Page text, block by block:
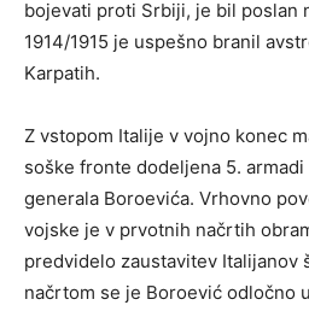
bojevati proti Srbiji, je bil poslan
1914/1915 je uspešno branil
Karpatih.
Z vstopom Italije v vojno konec
soške fronte dodeljena 5.
generala Boroevića. Vrhovno
vojske je v prvotnih načrtih
predvidelo zaustavitev Italijanov
načrtom se je Boroević odločno